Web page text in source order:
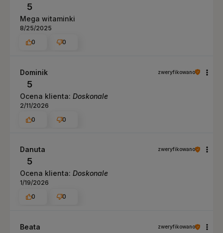
5
Mega witaminki
8/25/2025
0
0
Dominik zweryfikowano
5
Ocena klienta: Doskonale
2/11/2026
0
0
Danuta zweryfikowano
5
Ocena klienta: Doskonale
1/19/2026
0
0
Beata zweryfikowano